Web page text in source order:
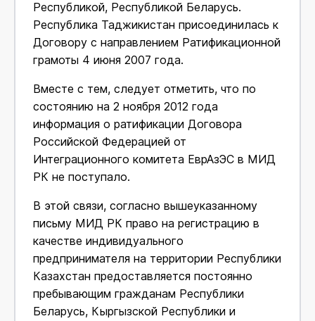
Республикой, Республикой Беларусь.
Республика Таджикистан присоединилась к
Договору с направлением Ратификационной
грамоты 4 июня 2007 года.
Вместе с тем, следует отметить, что по
состоянию на 2 ноября 2012 года
информация о ратификации Договора
Российской Федерацией от
Интеграционного комитета ЕврАзЭС в МИД
РК не поступало.
В этой связи, согласно вышеуказанному
письму МИД РК право на регистрацию в
качестве индивидуального
предпринимателя на территории Республики
Казахстан предоставляется постоянно
пребывающим гражданам Республики
Беларусь, Кыргызской Республики и